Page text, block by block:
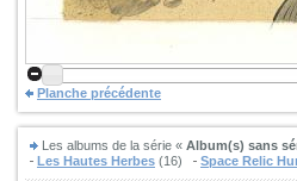
Planche précédente
Les albums de la série « Album(s) sans
Les Hautes Herbes (16) Space Relic